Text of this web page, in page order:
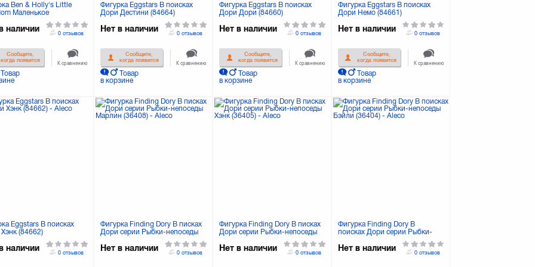
Ben & Holly's Little
Маленькое
Бена и Холли
и Стробери (30971)
наличии
Сообщите,
когда появится
Товар
0 отзывов
К сравнению
Фигурка Eggstars В поисках
Дори Дестини (84664)
Нет в наличии
Сообщите,
когда появится
Товар
в корзине
0 отзывов
К сравнению
Фигурка Eggstars В поисках
Дори Дори (84660)
Нет в наличии
Сообщите,
когда появится
Товар
в корзине
0 отзывов
К сравнению
Фигурка Eggstars В поисках
Дори Немо (84661)
Нет в наличии
Сообщите,
когда появится
Товар
в корзине
0 отзывов
К сравнению
Eggstars В поисках
(84662)
наличии 0 отзывов
Фигурка Finding Dory В писках
Дори серии Рыбки-непоседы
Нет в наличии 0 отзывов
Фигурка Finding Dory В писках
Дори серии Рыбки-непоседы
Нет в наличии 0 отзывов
Фигурка Finding Dory В
поисках Дори серии Рыбки-
непоседы Бэйли (36404)
Нет в наличии 0 отзывов